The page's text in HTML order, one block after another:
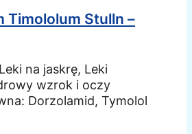
Timololum Stulln –
na jaskrę, Leki
wzrok i oczy
Dorzolamid, Tymolol